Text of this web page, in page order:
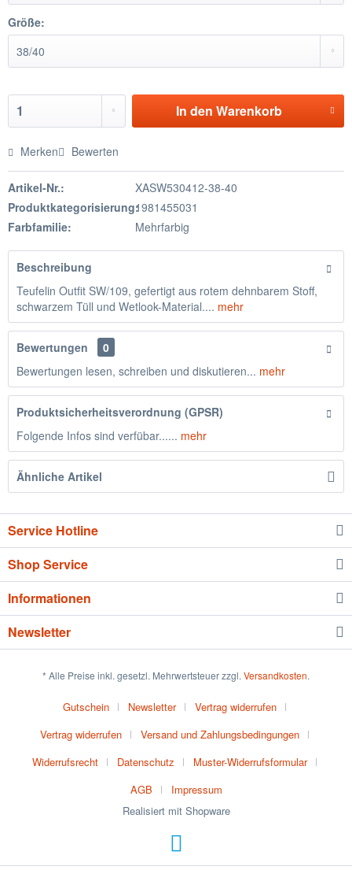
Größe:
In den Warenkorb
Merken Bewerten
Artikel-Nr.:
XASW530412-38-40
Produktkategorisierung:1981455031
Farbfamilie:
Mehrfarbig
Beschreibung
Teufelin Outfit SW/109, gefertigt aus rotem dehnbarem Stoff,
schwarzem Tüll und Wetlook-Material.... mehr
Bewertungen
0
Bewertungen lesen, schreiben und diskutieren... mehr
Produktsicherheitsverordnung (GPSR)
Folgende Infos sind verfübar...... mehr
Ähnliche Artikel
Service Hotline
Shop Service
Informationen
Newsletter
* Alle Preise inkl. gesetzl. Mehrwertsteuer zzgl. Versandkosten.
Gutschein Newsletter
Vertrag widerrufen
Vertrag widerrufen
Versand und Zahlungsbedingungen
Widerrufsrecht
Datenschutz
Muster-Widerrufsformular
AGB
Impressum
Realisiert mit Shopware